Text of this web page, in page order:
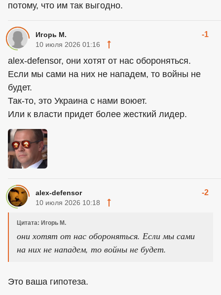
потому, что им так выгодно.
Игорь М. -1
10 июля 2026 01:16
alex-defensor, они хотят от нас обороняться.
Если мы сами на них не нападем, то войны не
будет.
Так-то, это Украина с нами воюет.
Или к власти придет более жесткий лидер.
alex-defensor -2
10 июля 2026 10:18
Цитата: Игорь М.
они хотят от нас обороняться. Если мы сами
на них не нападем, то войны не будет.
Это ваша гипотеза.